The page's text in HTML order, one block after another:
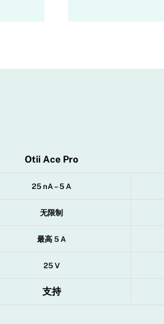
Otii Ace Pro
25 nA – 5 A
无限制
最高 5 A
25 V
支持